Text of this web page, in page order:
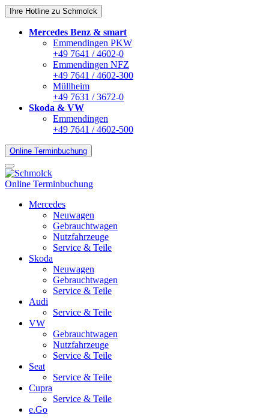
Ihre Hotline zu Schmolck
Mercedes Benz & smart
Emmendingen PKW
+49 7641 / 4602-0
Emmendingen NFZ
+49 7641 / 4602-300
Müllheim
+49 7631 / 3672-0
Skoda & VW
Emmendingen
+49 7641 / 4602-500
Online Terminbuchung
Online Terminbuchung
Mercedes
Neuwagen
Gebrauchtwagen
Nutzfahrzeuge
Service & Teile
Skoda
Neuwagen
Gebrauchtwagen
Service & Teile
Audi
Service & Teile
VW
Gebrauchtwagen
Nutzfahrzeuge
Service & Teile
Seat
Service & Teile
Cupra
Service & Teile
e.Go